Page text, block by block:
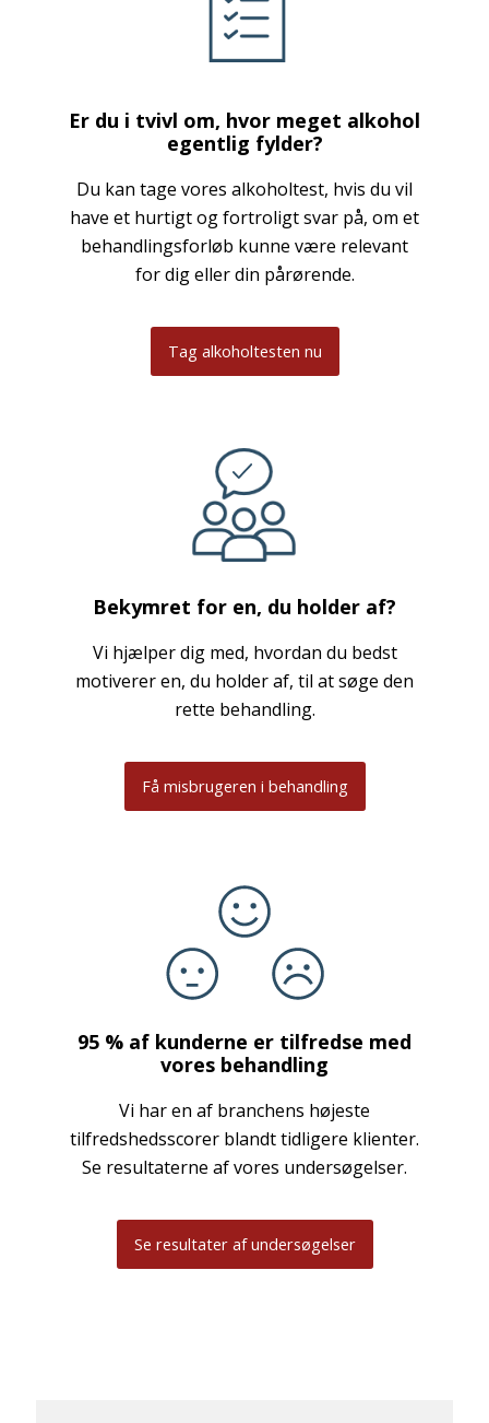
Er du i tvivl om, hvor meget alkohol
egentlig fylder?
Du kan tage vores alkoholtest, hvis du vil
have et hurtigt og fortroligt svar på, om et
behandlingsforløb kunne være relevant
for dig eller din pårørende.
Tag alkoholtesten nu
Bekymret for en, du holder af?
Vi hjælper dig med, hvordan du bedst
motiverer en, du holder af, til at søge den
rette behandling.
Få misbrugeren i behandling
95 % af kunderne er tilfredse med
vores behandling
Vi har en af branchens højeste
tilfredshedsscorer blandt tidligere klienter.
Se resultaterne af vores undersøgelser.
Se resultater af undersøgelser